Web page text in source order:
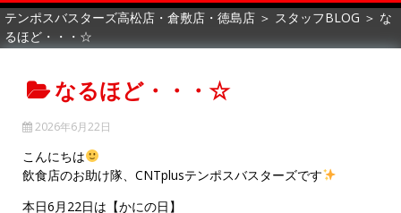
テンポスバスターズ高松店・倉敷店・徳島店 ＞ スタッフBLOG ＞ な
るほど・・・☆
なるほど・・・☆
2026年6月22日
こんにちは
飲食店のお助け隊、CNTplusテンポスバスターズです
本日6月22日は【かにの日】